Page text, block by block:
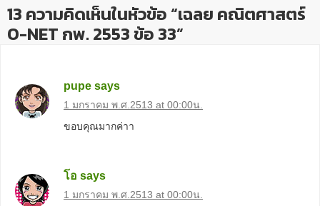
13 ความคิดเห็นในหัวข้อ “เฉลย คณิตศาสตร์
O-NET กพ. 2553 ข้อ 33”
pupe says
1 มกราคม พ.ศ.2513 at 00:00น.
ขอบคุณมากค่าา
โอ says
1 มกราคม พ.ศ.2513 at 00:00น.